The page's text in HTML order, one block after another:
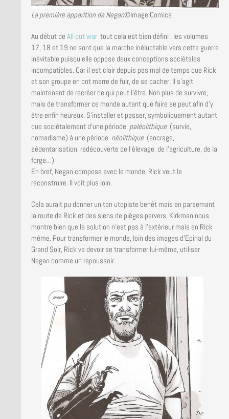
La première apparition de Negan©Image Comics
Au début de All out war tout cela est bien défini : les volumes
17, 18 et 19 ne sont que la marche inéluctable vers cette guerre
inévitable puisqu’elle oppose deux conceptions sociétales
incompatibles. Car il est clair depuis pas mal de temps que Rick
et son groupe en ont marre de fuir, de se cacher. Il s’agit
maintenant de recréer ce qui peut l’être. Non plus de survivre,
mais de transformer ce monde autant que faire se peut afin d’y
être enfin heureux. S’installer et passer, symboliquement autant
que sociétalement d’une période paléolithique(survie,
nomadisme) à une période néolithique(ancrage,
sédentarisation, redécouverte de l’élevage, de l’agriculture, de la
forge…)
En bref, Negan compose avec le monde, Rick veut le
reconstruire. Il voit plus loin.
Cela aurait pu donner un ton utopiste benêt mais en parsemant
la route de Rick et des siens de pièges pervers, Kirkman nous
montre bien que la solution n’est pas à l’extérieur mais en Rick
même. Pour transformer le monde, loin des images d’Epinal du
Grand Soir, Rick va devoir se transformer lui-même, utiliser
Negan comme un repoussoir.